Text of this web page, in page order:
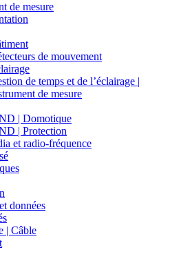
de mesure
de mouvement
de temps et de l’éclairage |
de mesure
| Domotique
| Protection
et radio-fréquence
données
| Câble